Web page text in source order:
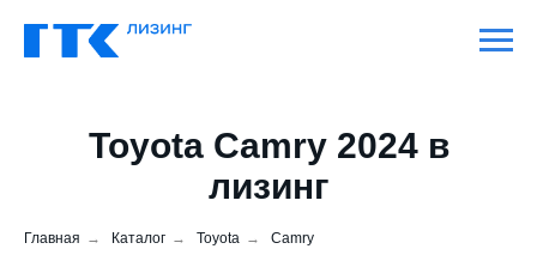
Toyota Camry 2024 в
лизинг
Главная → Каталог → Toyota → Camry